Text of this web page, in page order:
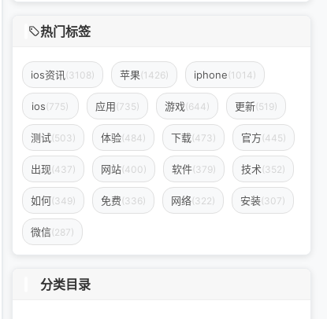
热门标签
ios资讯 (3108) 苹果(1426) iphone(1014)
ios(775) 应用(735) 游戏(644) 更新(519)
测试(503) 体验(484) 下载(473) 官方(445)
出现(437) 网站(400) 软件(379) 技术(352)
如何(349) 免费(336) 网络(322) 安装(307)
微信(287)
分类目录